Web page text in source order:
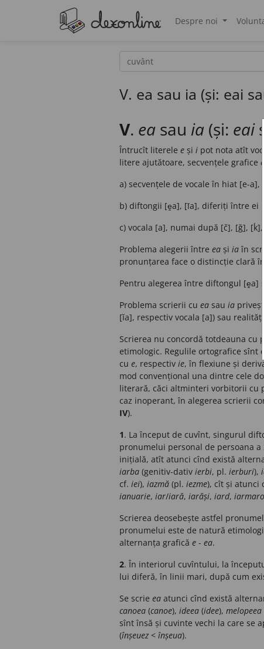
Despre noi
V. ea sau ia (și: eai
V. ea sau ia (și: eai
Întrucît literele e și i pot nota atît
litere ajutătoare, secvențele grafice ea
a) secvențele de vocale în hiat [e-a],
b) diftongii [ḙa], [ǐa], diferiți între ei
c) vocala [a], numai după [č], [ğ], [ḱ],
Problema alegerii între ea și iaîn
pronunțarea face o distincție clară
Pentru alegerea între diftongul [ḙa]
Problema scrierii cu ea sau ia
[ĭa], respectiv vocala [a]) sau
Scrierea nu concordă totdeauna
etimologic. Regulile ortografice
cu e, respectiv ie, în flexiune și
mod convențional una dintre cele
literară, căci altminteri vorbitorii cu
caz inoperant, în alegerea scrierii
IV).
1. La început de cuvînt, singurul
pronumelui personal de persoana
inițială, atît atunci cînd există
iarba (genitiv-dativ ierbi, pl. ierburi),
cf. iei), iazmă (pl. iezme), cît și atunci
ianuarie, iar/iară, iarăși, iard,
Scrierea deosebește astfel
pronumelui este de natură
alternanța grafică e - ea.
2. În interiorul cuvîntului, la
lui diferă, în linii mari, după cum
Se scrie ea atunci cînd există
canoea (canoe), ideea (idee), melopeea
sînt însă și cuvinte vechi la care se
(înșeuez < înșeua).